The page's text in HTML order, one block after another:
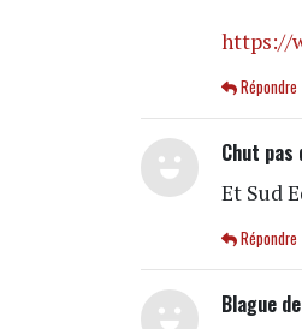
https://
Répondre
Chut pas
Et Sud
Répondre
Blague